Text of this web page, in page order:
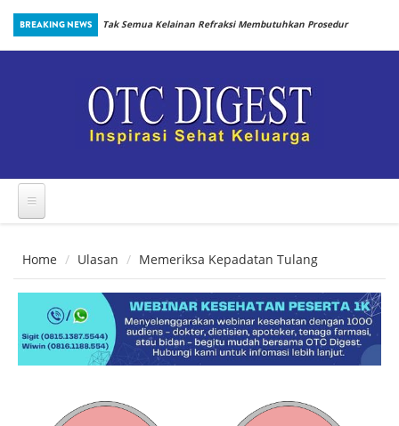
Skip to main content
BREAKING NEWS
Sejak
Tak Semua Kelainan Refraksi Membutuhkan Prosedur
Home Ulasan Memeriksa Kepadatan Tulang